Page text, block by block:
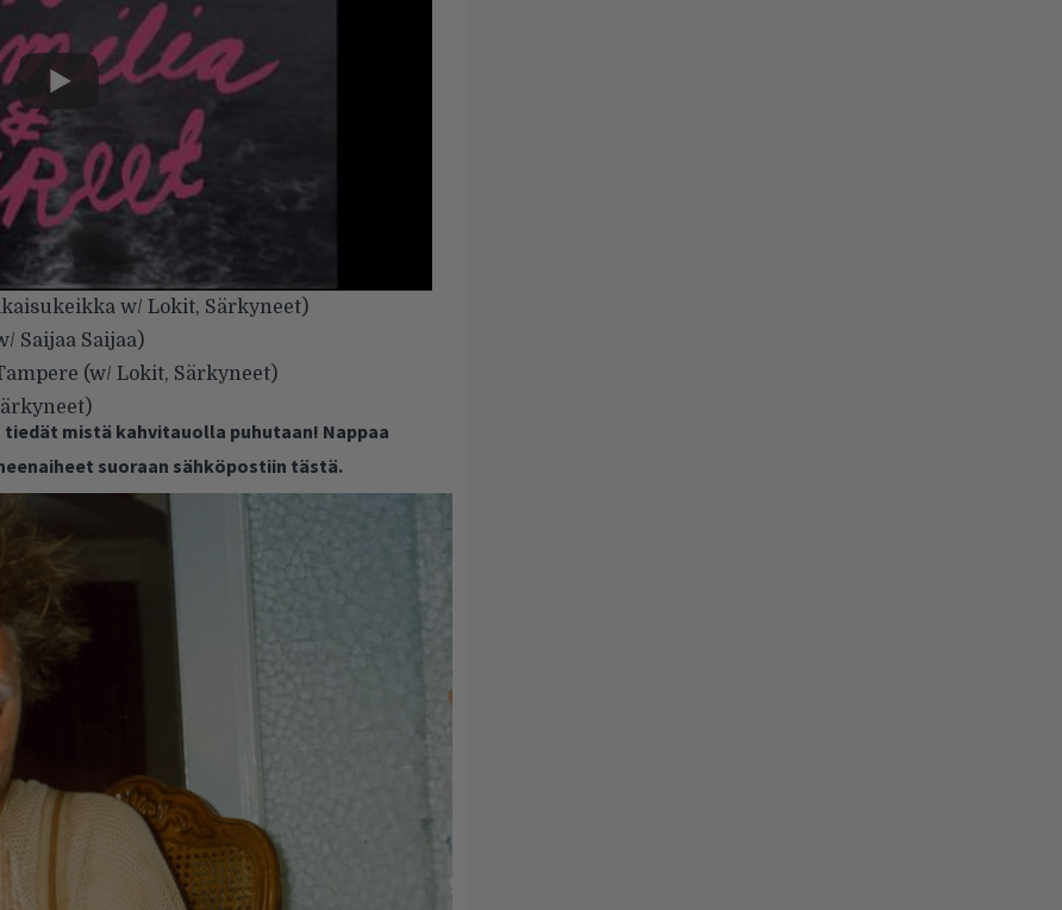
w/ Lokit, Särkyneet)
Saijaa Saijaa)
(w/ Lokit, Särkyneet)
tiedät mistä kahvitauolla puhutaan! Nappaa
suoraan sähköpostiin tästä.